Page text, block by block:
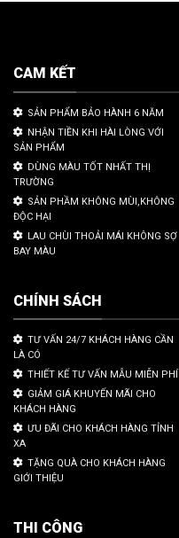
CAM KẾT
SẢN PHẨM BẢO HÀNH 6 NĂM
NHẬN TIỀN KHI HÀI LÒNG VỚI
SẢN PHẨM
DÙNG MÀU TỐT NHẤT THỊ
TRƯỜNG
SẢN PHẦM KHÔNG MÙI,KHÔNG
ĐỘC HẠI
LAU CHÙI THOẢI MÁI KHÔNG SỢ
BAY MÀU
CHÍNH SÁCH
TƯ VẤN 24/7 KHÁCH HÀNG CẦN
LÀ CÓ
THIẾT KẾ TƯ VẤN MẪU MIỄN PHÍ
GIẢM GIÁ KHUYẾN MÃI CHO
KHÁCH HÀNG
ƯU ĐÃI CHO KHÁCH HÀNG TỈNH
XA
TẶNG QUÀ CHO KHÁCH HÀNG
GIỚI THIỆU
THI CÔNG